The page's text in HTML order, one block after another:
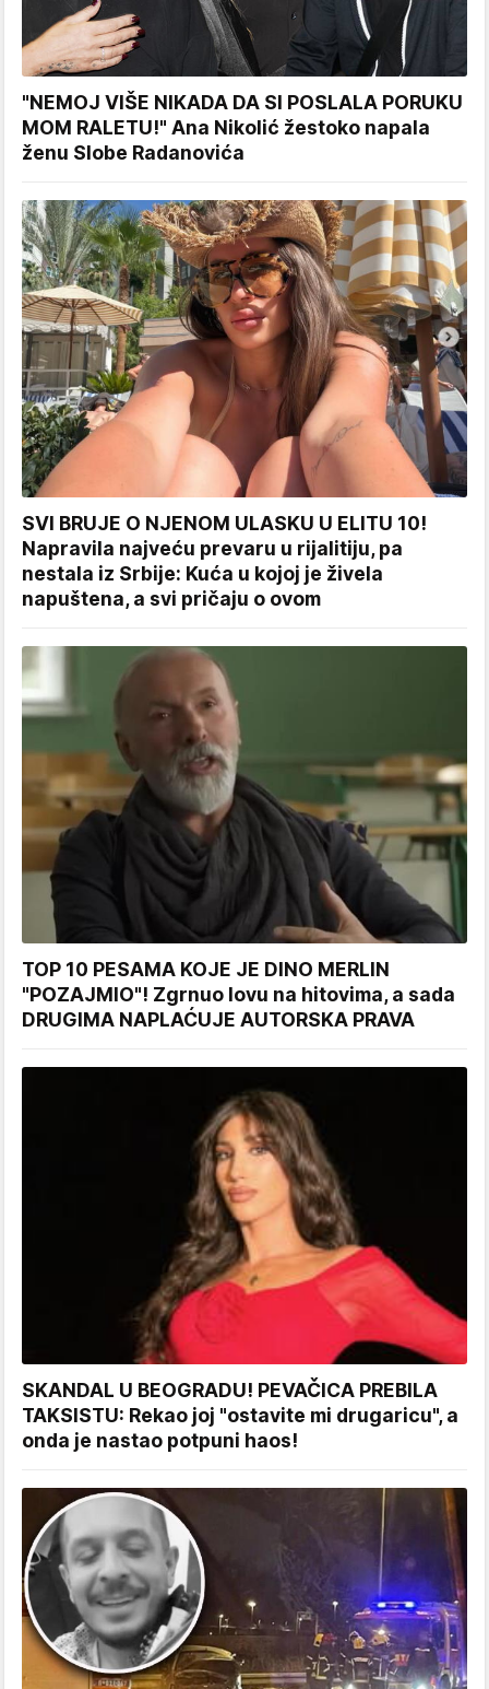
"NEMOJ VIŠE NIKADA DA SI POSLALA PORUKU
MOM RALETU!" Ana Nikolić žestoko napala
ženu Slobe Radanovića
SVI BRUJE O NJENOM ULASKU U ELITU 10!
Napravila najveću prevaru u rijalitiju, pa
nestala iz Srbije: Kuća u kojoj je živela
napuštena, a svi pričaju o ovom
TOP 10 PESAMA KOJE JE DINO MERLIN
"POZAJMIO"! Zgrnuo lovu na hitovima, a sada
DRUGIMA NAPLAĆUJE AUTORSKA PRAVA
SKANDAL U BEOGRADU! PEVAČICA PREBILA
TAKSISTU: Rekao joj "ostavite mi drugaricu", a
onda je nastao potpuni haos!